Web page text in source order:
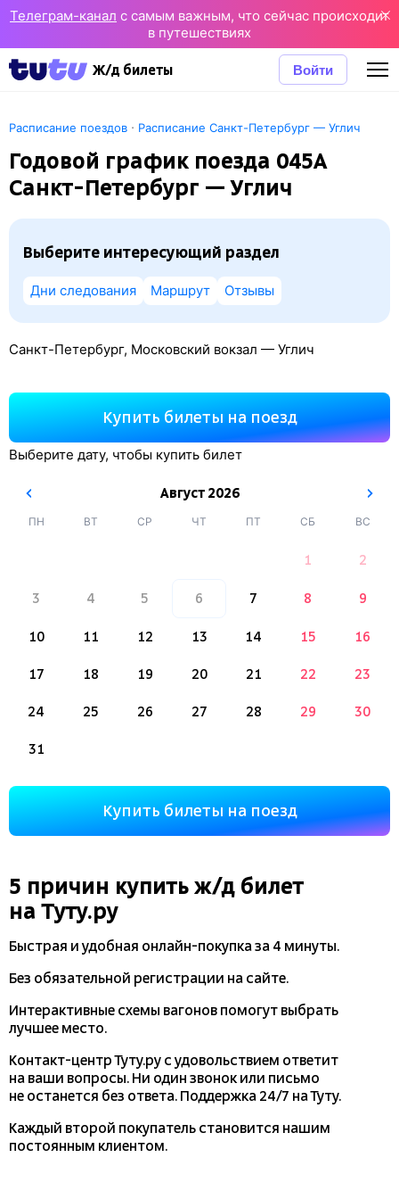
Телеграм-канал с самым важным, что сейчас происходит
в путешествиях
Ж/д билеты Войти
Расписание поездов · Расписание Санкт-Петербург — Углич
Годовой график поезда 045А
Санкт-Петербург — Углич
Выберите интересующий раздел
Дни следования Маршрут Отзывы
Санкт-Петербург, Московский вокзал — Углич
Купить билеты на поезд
Выберите дату, чтобы купить билет
Август2026
ПН ВТ СР ЧТ ПТ СБ ВС
1 2
3 4 5 6 7 8 9
10 11 12 13 14 15 16
17 18 19 20 21 22 23
24 25 26 27 28 29 30
31
Купить билеты на поезд
5 причин купить ж/д билет
на Туту.ру
Быстрая и удобная онлайн-покупказа 4 минуты.
Без обязательной регистрации на сайте.
Интерактивные схемы вагонов помогут выбрать
лучшее место.
Контакт-центр Туту.ру с удовольствием ответит
на ваши вопросы. Ни один звонок или письмо
не останется без ответа. Поддержка 24/7 на Туту.
Каждый второй покупатель становится нашим
постоянным клиентом.